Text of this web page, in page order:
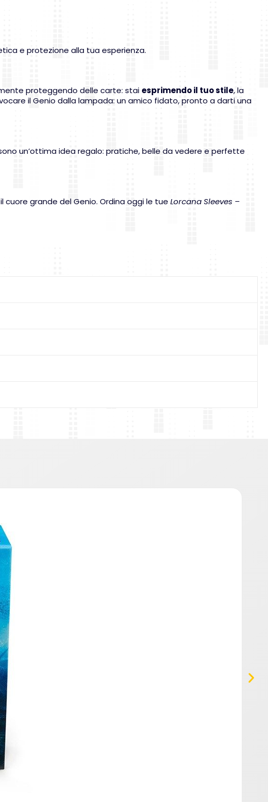
e protezione alla tua esperienza.
proteggendo delle carte: stai esprimendo il tuo stile, la
il Genio dalla lampada: un amico fidato, pronto a darti una
un’ottima idea regalo: pratiche, belle da vedere e perfette
cuore grande del Genio. Ordina oggi le tue Lorcana Sleeves –